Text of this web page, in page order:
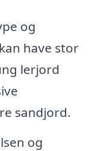
og
have stor
lerjord
sandjord.
og